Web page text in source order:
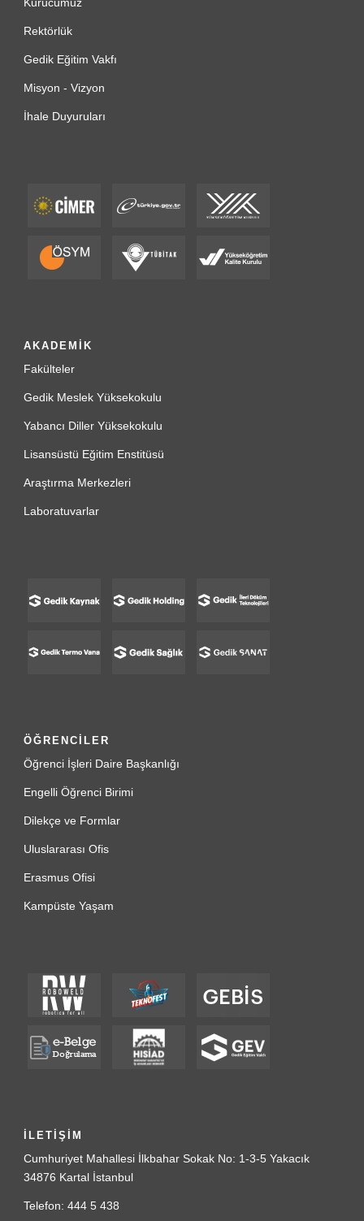
Kurucumuz
Rektörlük
Gedik Eğitim Vakfı
Misyon - Vizyon
İhale Duyuruları
AKADEMİK
Fakülteler
Gedik Meslek Yüksekokulu
Yabancı Diller Yüksekokulu
Lisansüstü Eğitim Enstitüsü
Araştırma Merkezleri
Laboratuvarlar
ÖĞRENCİLER
Öğrenci İşleri Daire Başkanlığı
Engelli Öğrenci Birimi
Dilekçe ve Formlar
Uluslararası Ofis
Erasmus Ofisi
Kampüste Yaşam
İLETİŞİM
Cumhuriyet Mahallesi İlkbahar Sokak No: 1-3-5 Yakacık
34876 Kartal İstanbul
Telefon: 444 5 438